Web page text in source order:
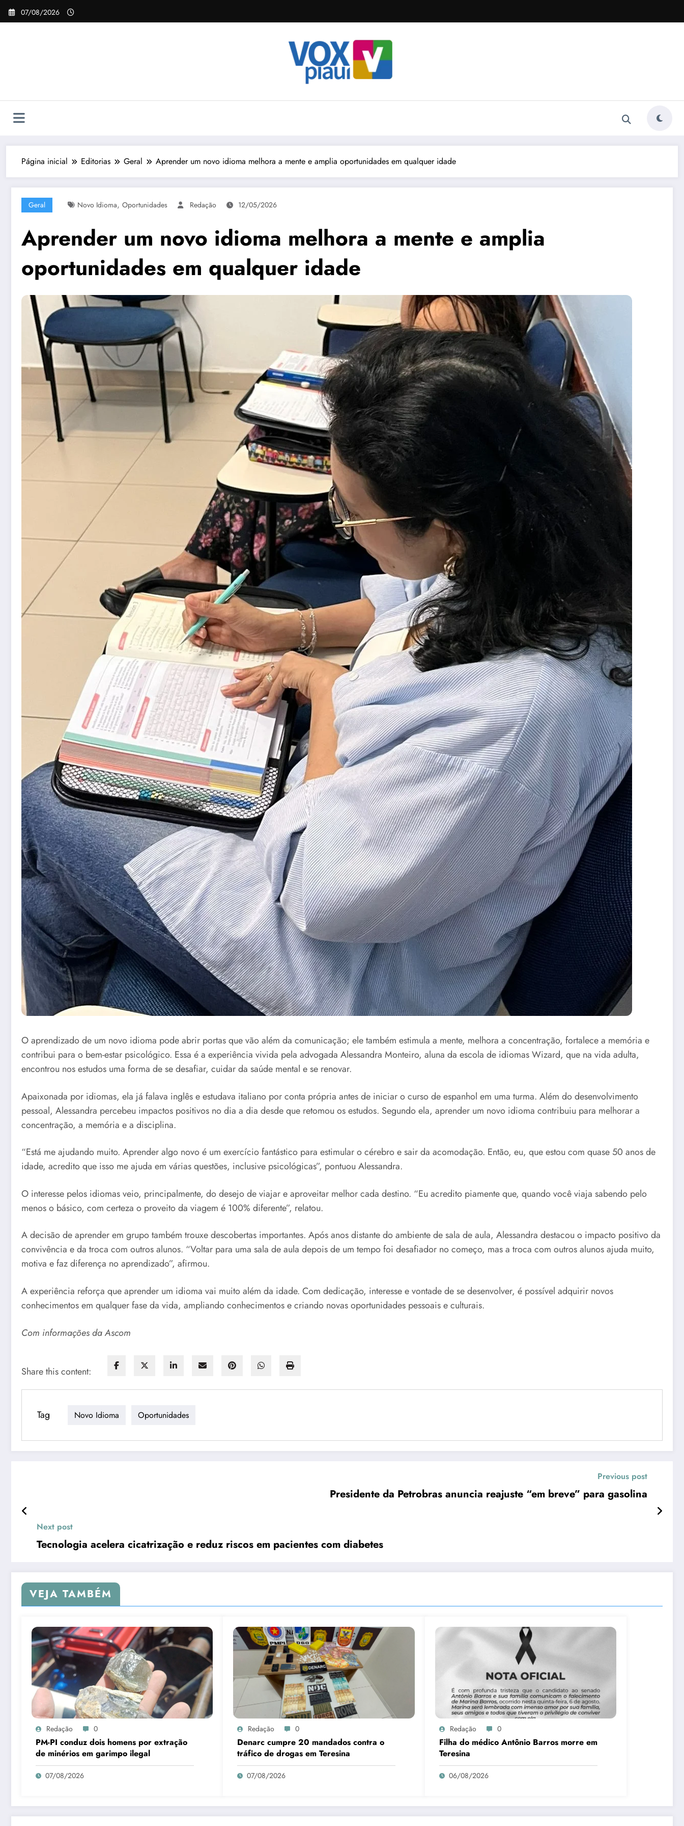
Pular
para
07/08/2026
Página inicial Editorias Geral Aprender um novo idioma melhora a mente e amplia oportunidades em qualquer idade
Geral Novo Idioma, Oportunidades Redação 12/05/2026
Aprender um novo idioma melhora a mente e amplia
oportunidades em qualquer idade
O aprendizado de um novo idioma pode abrir portas que vão além da comunicação; ele também estimula a mente, melhora a concentração, fortalece a memória e
contribui para o bem-estar psicológico. Essa é a experiência vivida pela advogada Alessandra Monteiro, aluna da escola de idiomas Wizard, que na vida adulta,
encontrou nos estudos uma forma de se desafiar, cuidar da saúde mental e se renovar.
Apaixonada por idiomas, ela já falava inglês e estudava italiano por conta própria antes de iniciar o curso de espanhol em uma turma. Além do desenvolvimento
pessoal, Alessandra percebeu impactos positivos no dia a dia desde que retomou os estudos. Segundo ela, aprender um novo idioma contribuiu para melhorar a
concentração, a memória e a disciplina.
“Está me ajudando muito. Aprender algo novo é um exercício fantástico para estimular o cérebro e sair da acomodação. Então, eu, que estou com quase 50 anos de
idade, acredito que isso me ajuda em várias questões, inclusive psicológicas”, pontuou Alessandra.
O interesse pelos idiomas veio, principalmente, do desejo de viajar e aproveitar melhor cada destino. “Eu acredito piamente que, quando você viaja sabendo pelo
menos o básico, com certeza o proveito da viagem é 100% diferente”, relatou.
A decisão de aprender em grupo também trouxe descobertas importantes. Após anos distante do ambiente de sala de aula, Alessandra destacou o impacto positivo da
convivência e da troca com outros alunos. “Voltar para uma sala de aula depois de um tempo foi desafiador no começo, mas a troca com outros alunos ajuda muito,
motiva e faz diferença no aprendizado”, afirmou.
A experiência reforça que aprender um idioma vai muito além da idade. Com dedicação, interesse e vontade de se desenvolver, é possível adquirir novos
conhecimentos em qualquer fase da vida, ampliando conhecimentos e criando novas oportunidades pessoais e culturais.
Com informações da Ascom
Share this content:
Tag Novo Idioma Oportunidades
Previous post
Presidente da Petrobras anuncia reajuste “em breve” para gasolina
Next post
Tecnologia acelera cicatrização e reduz riscos em pacientes com diabetes
VEJA TAMBÉM
Redação 0
PM-PI conduz dois homens por extração
de minérios em garimpo ilegal
07/08/2026
Redação 0
Denarc cumpre 20 mandados contra o
tráfico de drogas em Teresina
07/08/2026
Redação 0
Filha do médico Antônio Barros morre em
Teresina
06/08/2026